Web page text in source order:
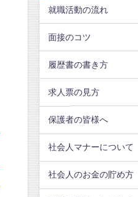
就職活動の流れ
面接のコツ
履歴書の書き方
求人票の見方
保護者の皆様へ
社会人マナーについて
社会人のお金の貯め方